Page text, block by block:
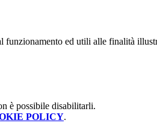
funzionamento ed utili alle finalità
è possibile disabilitarli.
POLICY.